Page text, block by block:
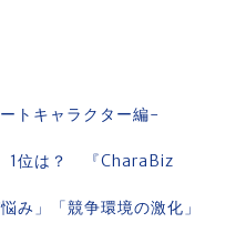
トキャラクター編-
1位は？ 『CharaBiz
」「競争環境の激化」